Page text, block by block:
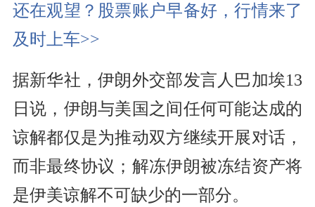
还在观望？股票账户早备好，行情来了
及时上车>>
据新华社，伊朗外交部发言人巴加埃13
日说，伊朗与美国之间任何可能达成的
谅解都仅是为推动双方继续开展对话，
而非最终协议；解冻伊朗被冻结资产将
是伊美谅解不可缺少的一部分。